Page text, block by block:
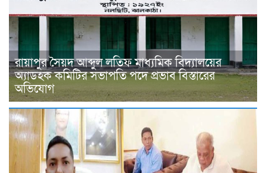
রায়াপুর সৈয়দ আব্দুল লতিফ মাধ্যমিক বিদ্যালয়ের
অ্যাডহক কমিটির সভাপতি পদে প্রভাব বিস্তারের
অভিযোগ